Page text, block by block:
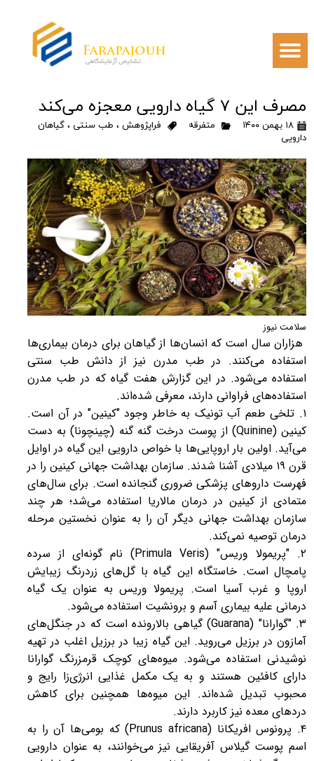
مصرف این ۷ گیاه دارویی معجزه می‌کند
۱۸ بهمن ۱۴۰۰ متفرقه فراپژوهش ، طب سنتی ،گیاهان
دارویی
سلامت نیوز
هزاران سال است که انسان‌ها از گیاهان برای درمان بیماری‌ها
استفاده می‌کنند. در طب مدرن نیز از دانش طب سنتی
استفاده می‌شود. در این گزارش هفت گیاه که در طب مدرن
استفاده‌های فراوانی دارند، معرفی شده‌اند.
۱. تلخی طعم آب تونیک به خاطر وجود "کینین" در آن است.
کینین (Quinine) از پوست درخت گنه گنه (چینچونا) به دست
می‌آید. اولین بار اروپایی‌ها با خواص دارویی این گیاه در اوایل
قرن ۱۹ میلادی آشنا شدند. سازمان بهداشت جهانی کینین را در
فهرست داروهای پزشکی ضروری گنجانده است. برای سال‌های
متمادی از کینین در درمان مالاریا استفاده می‌شد؛ هر چند
سازمان بهداشت جهانی دیگر آن را به عنوان نخستین مرحله
درمان توصیه نمی‌کند.
۲. "پریمولا وریس" (Primula Veris) نام گونه‌ای از سرده
پامچال است. خاستگاه این گیاه با گل‌های زردرنگ زیبایش
اروپا و غرب آسیا است. پریمولا وریس به عنوان یک گیاه
درمانی علیه بیماری آسم و برونشیت استفاده می‌شود.
۳. "گوارانا" (Guarana) گیاهی بالارونده است که در جنگل‌های
آمازون در برزیل می‌روید. این گیاه زیبا در برزیل اغلب در تهیه
نوشیدنی استفاده می‌شود. میوه‌های کوچک قرمزرنگ گوارانا
دارای کافئین هستند و به یک مکمل غذایی انرژی‌زا رایج و
محبوب تبدیل شده‌اند. این میوه‌ها همچنین برای کاهش
دردهای معده نیز کاربرد دارند.
۴. پرونوس افریکانا (Prunus africana) که بومی‌ها آن را به
اسم پوست گیلاس آفریقایی نیز می‌خوانند، به عنوان دارویی